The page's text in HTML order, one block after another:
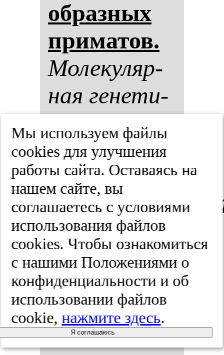
об­раз­ных
при­ма­тов.
Мо­ле­ку­ляр­
ная ге­не­ти­
ка, мик­ро­
би­оло­гия и
ви­ру­со­ло­гия.
2025;(4-2):143-
Эпи­леп­ти­
чес­кие
прис­ту­пы
при бо­лез­
Мы используем файлы
cооkies для улучшения
работы сайта. Оставаясь на
нашем сайте, вы
соглашаетесь с условиями
использования файлов
cооkies. Чтобы ознакомиться
с нашими Положениями о
конфиденциальности и об
использовании файлов
cookie,нажмите здесь.
Я соглашаюсь